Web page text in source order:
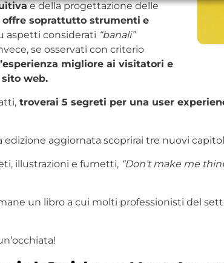
e della progettazione delle
offre soprattutto strumenti e
aspetti considerati “banali”
se osservati con criterio
migliore ai visitatori e
web.
troverai 5 segreti per una user
aggiornata scoprirai tre nuovi
illustrazioni e fumetti, “Don’t make me
un libro a cui molti professionisti del